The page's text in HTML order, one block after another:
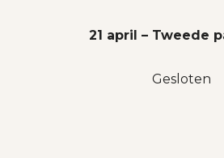
21 april – Tweede
Gesloten